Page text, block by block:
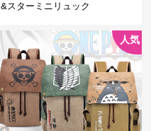
&スターミニリュック
人気